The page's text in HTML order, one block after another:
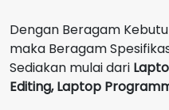
Dengan Beragam
maka Beragam
Sediakan mulai dari
Editing, Laptop